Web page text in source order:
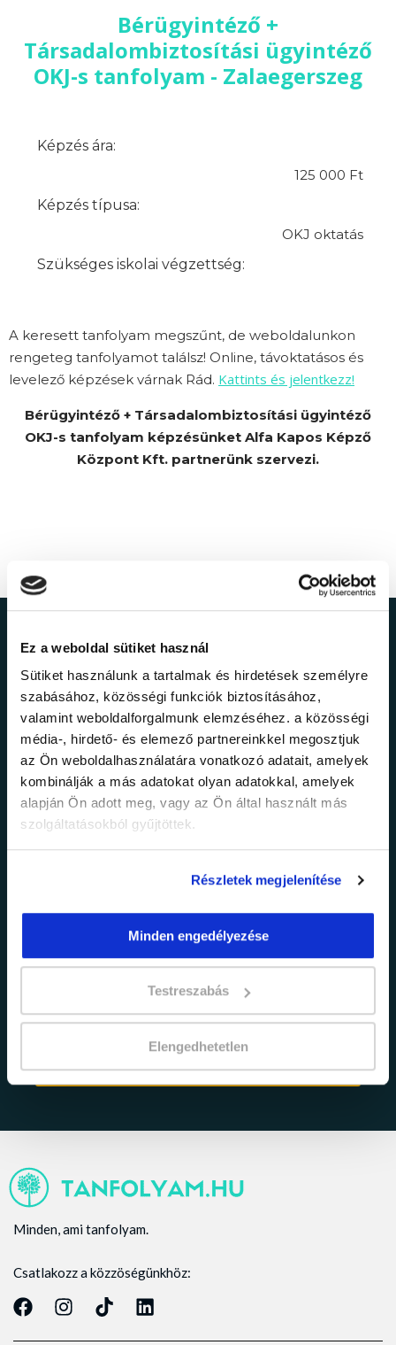
Ez a weboldal sütiket használ
Sütiket használunk a tartalmak és hirdetések személyre
szabásához, közösségi funkciók biztosításához,
valamint weboldalforgalmunk elemzéséhez. a közösségi
média-, hirdető- és elemező partnereinkkel megosztjuk
az Ön weboldalhasználatára vonatkozó adatait, amelyek
kombinálják a más adatokat olyan adatokkal, amelyek
alapján Ön adott meg, vagy az Ön által használt más
szolgáltatásokból gyűjtöttek.
Részletek megjelenítése
Minden engedélyezése
Testreszabás
Elengedhetetlen
Bérügyintéző +
Társadalombiztosítási ügyintéző
OKJ-s tanfolyam - Zalaegerszeg
Képzés ára:
125 000 Ft
Képzés típusa:
OKJ oktatás
Szükséges iskolai végzettség:
A keresett tanfolyam megszűnt, de weboldalunkon
rengeteg tanfolyamot találsz! Online, távoktatásos és
levelező képzések várnak Rád. Kattints és jelentkezz!
Bérügyintéző + Társadalombiztosítási ügyintéző
OKJ-s tanfolyam képzésünket Alfa Kapos Képző
Központ Kft. partnerünk szervezi.
Ne maradj le a
legfrissebb
információkról!
Értesülj elsőként legújabb tanfolyamainkról,
legfrissebb híreinkről és időszakos
promócióinkról.
adatkezelési tájékoztatóban
foglaltakat.
Minden, ami tanfolyam.
Csatlakozz a közzöségünkhöz: